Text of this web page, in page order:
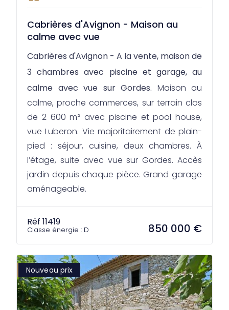
Cabrières d'Avignon - Maison au
calme avec vue
Cabrières d'Avignon - A la vente, maison de
3 chambres avec piscine et garage, au
calme avec vue sur Gordes. Maison au
calme, proche commerces, sur terrain clos
de 2 600 m² avec piscine et pool house,
vue Luberon. Vie majoritairement de plain-
pied : séjour, cuisine, deux chambres. À
l’étage, suite avec vue sur Gordes. Accès
jardin depuis chaque pièce. Grand garage
aménageable.
Réf 11419
Classe énergie : D 850 000 €
Nouveau prix